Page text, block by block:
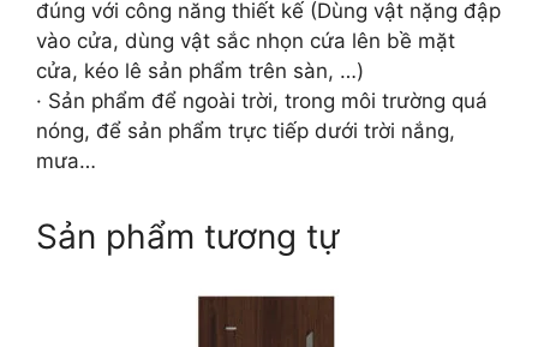
đúng với công năng thiết kế (Dùng vật nặng đập
vào cửa, dùng vật sắc nhọn cứa lên bề mặt
cửa, kéo lê sản phẩm trên sàn, …)
· Sản phẩm để ngoài trời, trong môi trường quá
nóng, để sản phẩm trực tiếp dưới trời nắng,
mưa…
Sản phẩm tương tự